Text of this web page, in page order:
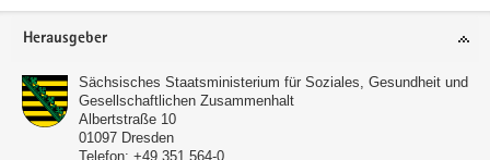
Footer-
Herausgeber
Sächsisches Staatsministerium für Soziales, Gesundheit und
Gesellschaftlichen Zusammenhalt
Albertstraße 10
01097 Dresden
Telefon: +49 351 564-0